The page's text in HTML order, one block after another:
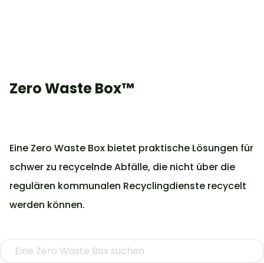
Zero Waste Box™
Eine Zero Waste Box bietet praktische Lösungen für
schwer zu recycelnde Abfälle, die nicht über die
regulären kommunalen Recyclingdienste recycelt
werden können.